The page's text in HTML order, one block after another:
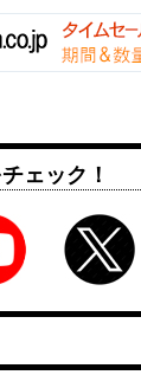
ェック！